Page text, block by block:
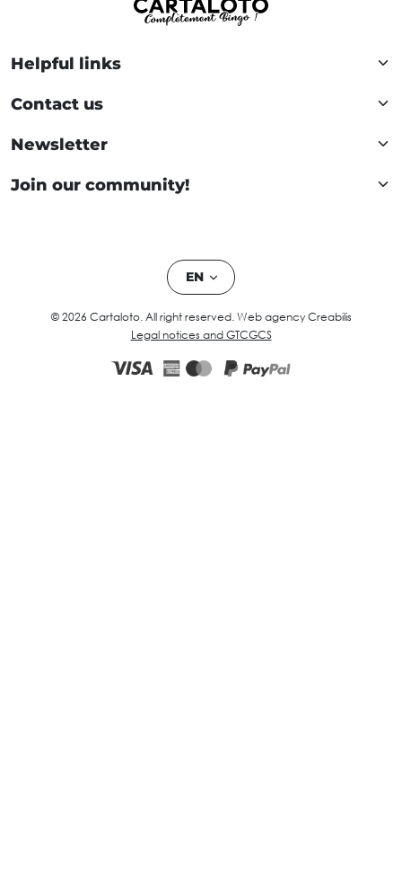
Helpful links
Contact us
Newsletter
Join our community!
EN
© 2026 Cartaloto. All right reserved. Web agency Creabilis
Legal notices and GTCGCS